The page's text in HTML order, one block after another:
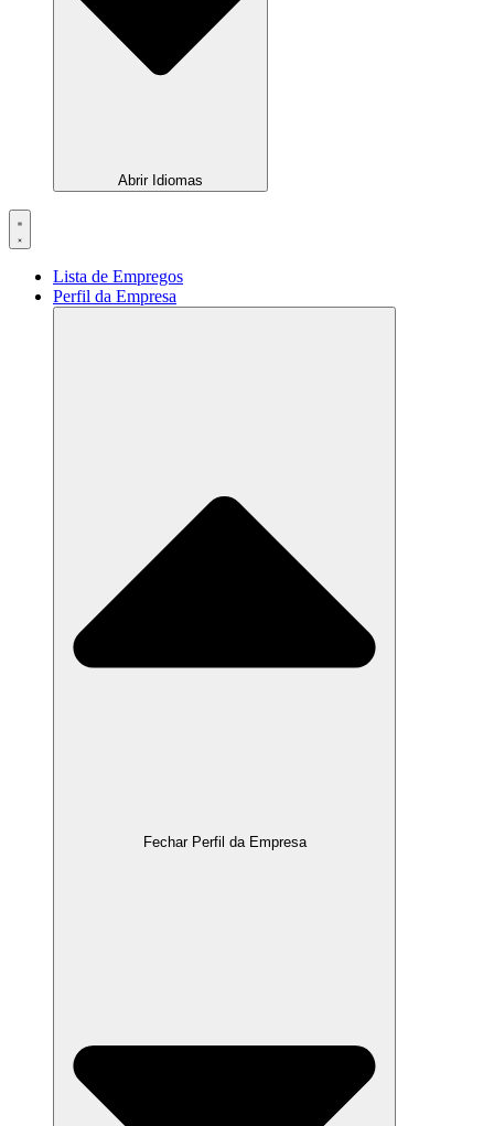
Abrir Idiomas
Lista de Empregos
Perfil da Empresa
Fechar Perfil da Empresa